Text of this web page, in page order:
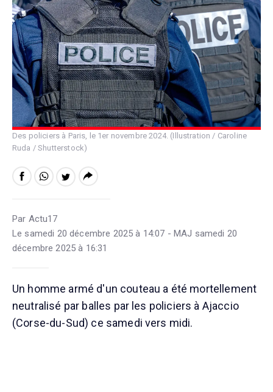
Des policiers à Paris, le 1er novembre 2024. (Illustration / Caroline
Ruda / Shutterstock)
Par Actu17
Le samedi 20 décembre 2025 à 14:07 - MAJ samedi 20
décembre 2025 à 16:31
Un homme armé d'un couteau a été mortellement
neutralisé par balles par les policiers à Ajaccio
(Corse-du-Sud) ce samedi vers midi.